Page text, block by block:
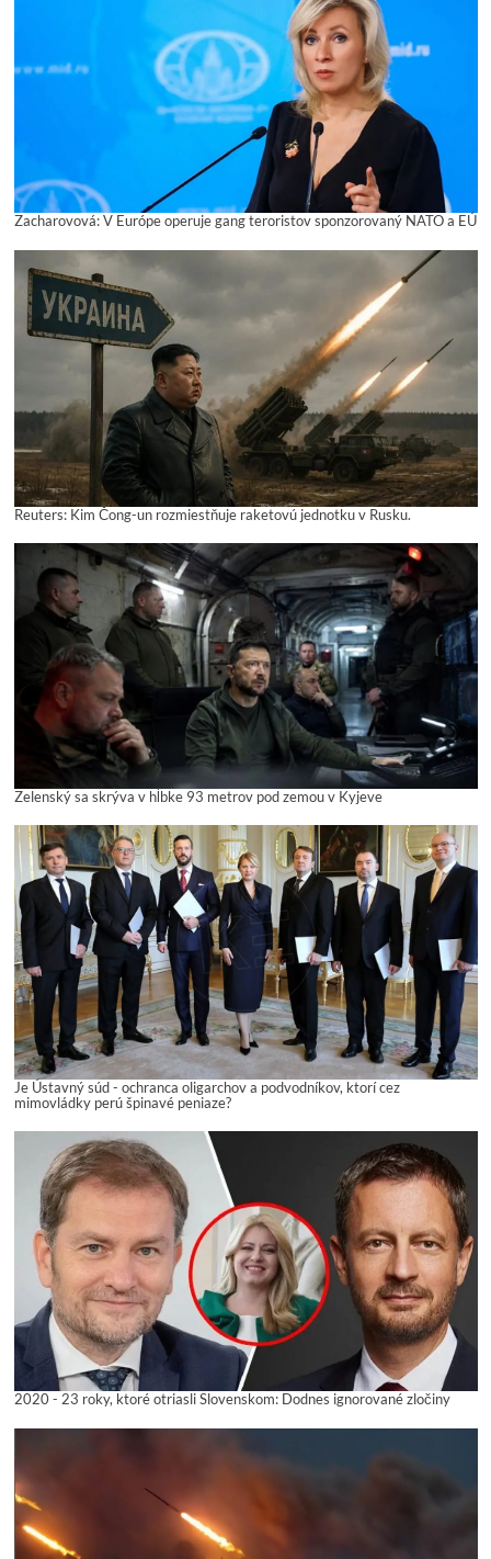
Zacharovová: V Európe operuje gang teroristov sponzorovaný NATO a EÚ
Reuters: Kim Čong-un rozmiestňuje raketovú jednotku v Rusku.
Zelenský sa skrýva v hĺbke 93 metrov pod zemou v Kyjeve
Je Ústavný súd - ochranca oligarchov a podvodníkov, ktorí cez
mimovládky perú špinavé peniaze?
2020 - 23 roky, ktoré otriasli Slovenskom: Dodnes ignorované zločiny